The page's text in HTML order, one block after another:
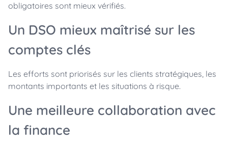
obligatoires sont mieux vérifiés.
Un DSO mieux maîtrisé sur les
comptes clés
Les efforts sont priorisés sur les clients stratégiques, les
montants importants et les situations à risque.
Une meilleure collaboration avec
la finance